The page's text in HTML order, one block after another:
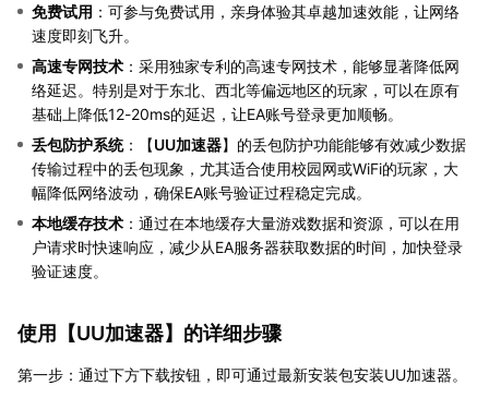
免费试用 ：可参与免费试用，亲身体验其卓越加速效能，让网络
速度即刻飞升。
高速专网技术 ：采用独家专利的高速专网技术，能够显著降低网
络延迟。特别是对于东北、西北等偏远地区的玩家，可以在原有
基础上降低12-20ms的延迟，让EA账号登录更加顺畅。
丢包防护系统：【UU加速器】的丢包防护功能能够有效减少数据
传输过程中的丢包现象，尤其适合使用校园网或WiFi的玩家，大
幅降低网络波动，确保EA账号验证过程稳定完成。
本地缓存技术 ：通过在本地缓存大量游戏数据和资源，可以在用
户请求时快速响应，减少从EA服务器获取数据的时间，加快登录
验证速度。
使用【UU加速器】的详细步骤
第一步：通过下方下载按钮，即可通过最新安装包安装UU加速器。